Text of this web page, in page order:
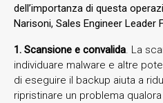
dell’importanza di questa
Narisoni, Sales Engineer Leader
1. Scansione e convalida. La
individuare malware e altre
di eseguire il backup aiuta a
ripristinare un problema